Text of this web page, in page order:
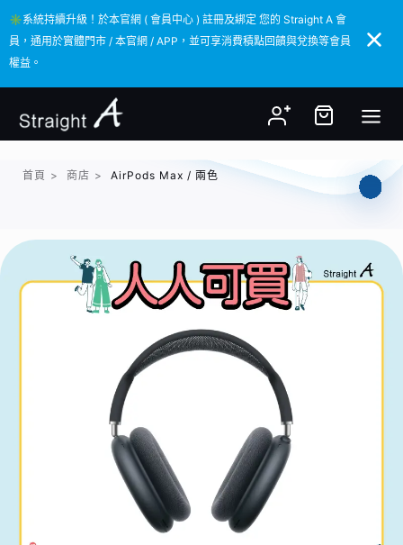
✳️系統持續升級！於本官網 ( 會員中心 ) 註冊及綁定 您的 Straight A 會
員，通用於實體門市 / 本官網 / APP，並可享消費積點回饋與兌換等會員
權益。
✳️系統持續升級！於本官網 ( 會員中心 ) 註冊及綁定 您的 Straight A 會
員，通用於實體門市 / 本官網 / APP，並可享消費積點回饋與兌換等會員
權益。
首頁 > 商店 > AirPods Max / 兩色